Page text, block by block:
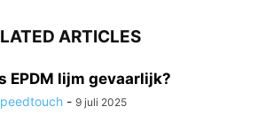
ARTICLES
EPDM lijm gevaarlijk?
- 9 juli 2025